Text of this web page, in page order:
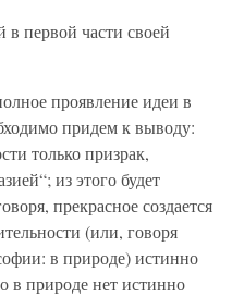
первой части своей
проявление идеи в
придем к выводу:
только призрак,
из этого будет
прекрасное создается
(или, говоря
в природе) истинно
в природе нет истинно